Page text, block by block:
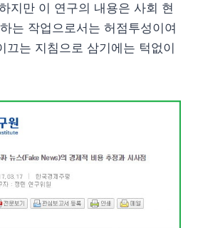
지만 이 연구의 내용은 사회 현
는 작업으로서는 허점투성이여
끄는 지침으로 삼기에는 턱없이